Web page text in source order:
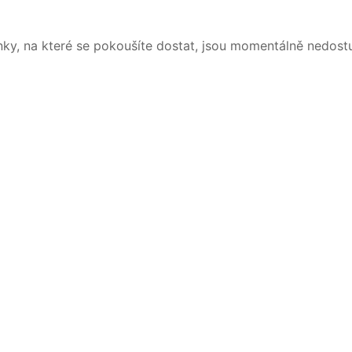
na které se pokoušíte dostat, jsou momentálně